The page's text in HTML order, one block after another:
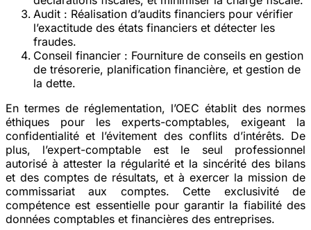
Audit : Réalisation d’audits financiers pour vérifier
l’exactitude des états financiers et détecter les
fraudes.
Conseil financier : Fourniture de conseils en gestion
de trésorerie, planification financière, et gestion de
la dette.
En termes de réglementation, l’OEC établit des normes
éthiques pour les experts-comptables, exigeant la
confidentialité et l’évitement des conflits d’intérêts. De
plus, l’expert-comptable est le seul professionnel
autorisé à attester la régularité et la sincérité des bilans
et des comptes de résultats, et à exercer la mission de
commissariat aux comptes. Cette exclusivité de
compétence est essentielle pour garantir la fiabilité des
données comptables et financières des entreprises.